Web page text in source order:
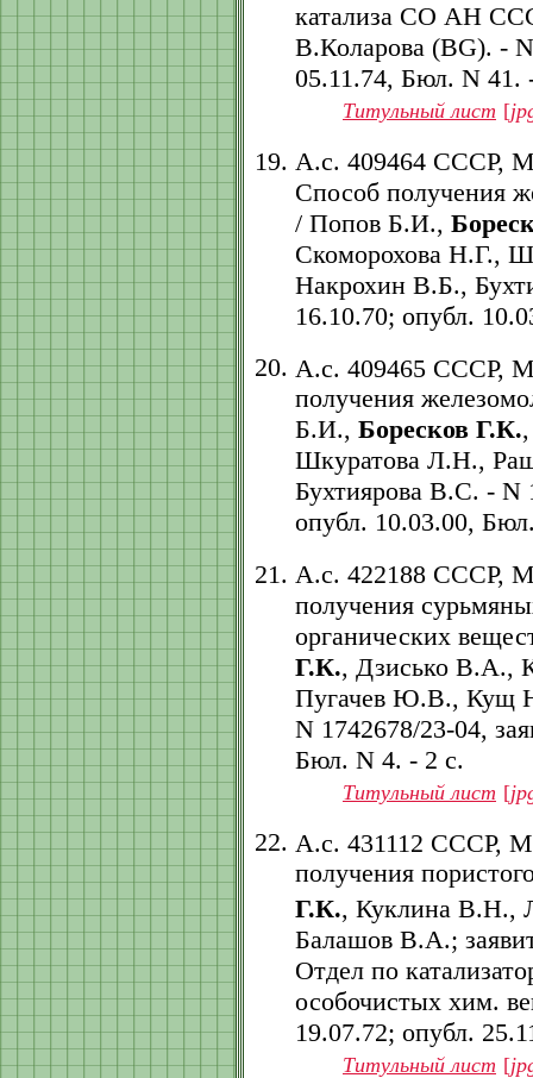
катализа СО АН
В.Коларова (BG). -
05.11.74, Бюл. N 41.
Титульный лист [
А.с. 409464 СССР,
Способ получения
/ Попов Б.И.,
Скоморохова Н.Г.,
Накрохин В.Б.,
16.10.70; опубл.
А.с. 409465 СССР,
получения
Б.И., Боресков Г.К.
Шкуратова Л.Н.,
Бухтиярова В.С. - N
опубл. 10.03.00,
А.с. 422188 СССР,
получения
органических
Г.К., Дзисько В.А.,
Пугачев Ю.В., Кущ
N 1742678/23-04,
Бюл. N 4. - 2 с.
Титульный лист [
А.с. 431112 СССР,
получения
Г.К., Куклина В.Н.,
Балашов В.А.;
Отдел по
особочистых хим.
19.07.72; опубл.
Титульный лист [